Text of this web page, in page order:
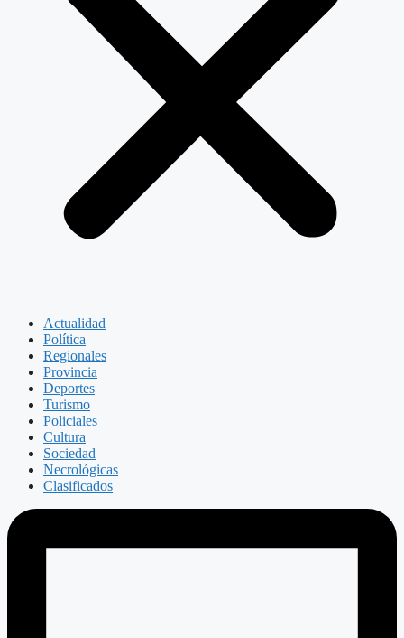
Actualidad
Política
Regionales
Provincia
Deportes
Turismo
Policiales
Cultura
Sociedad
Necrológicas
Clasificados